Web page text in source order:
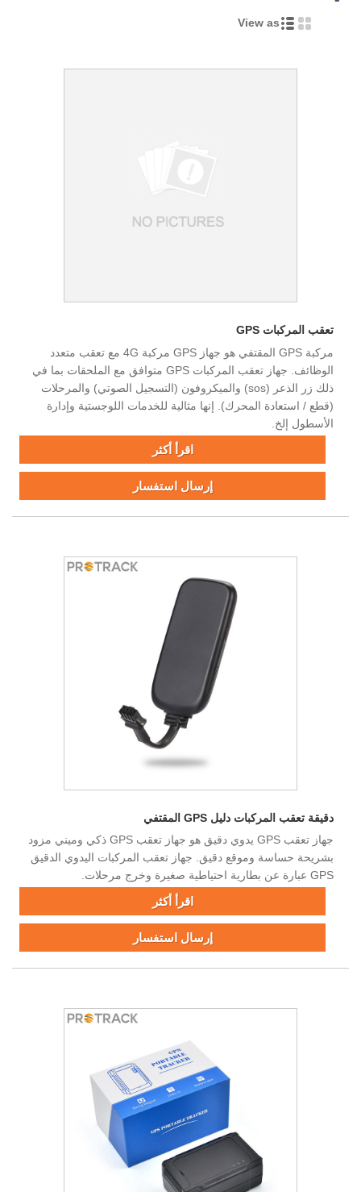
View as
تعقب المركبات GPS
مركبة GPS المقتفي هو جهاز GPS مركبة 4G مع تعقب متعدد
الوظائف. جهاز تعقب المركبات GPS متوافق مع الملحقات بما في
ذلك زر الذعر (sos) والميكروفون (التسجيل الصوتي) والمرحلات
(قطع / استعادة المحرك). إنها مثالية للخدمات اللوجستية وإدارة
الأسطول إلخ.
اقرأ أكثر
إرسال استفسار
دقيقة تعقب المركبات دليل GPS المقتفي
جهاز تعقب GPS يدوي دقيق هو جهاز تعقب GPS ذكي وميني مزود
بشريحة حساسة وموقع دقيق. جهاز تعقب المركبات اليدوي الدقيق
GPS عبارة عن بطارية احتياطية صغيرة وخرج مرحلات.
اقرأ أكثر
إرسال استفسار